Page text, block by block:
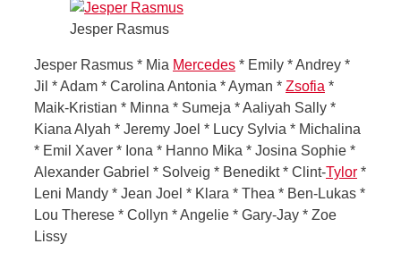
Jesper Rasmus
Jesper Rasmus * Mia Mercedes * Emily * Andrey *
Jil * Adam * Carolina Antonia * Ayman * Zsofia *
Maik-Kristian * Minna * Sumeja * Aaliyah Sally *
Kiana Alyah * Jeremy Joel * Lucy Sylvia * Michalina
* Emil Xaver * Iona * Hanno Mika * Josina Sophie *
Alexander Gabriel * Solveig * Benedikt * Clint-Tylor *
Leni Mandy * Jean Joel * Klara * Thea * Ben-Lukas *
Lou Therese * Collyn * Angelie * Gary-Jay * Zoe
Lissy